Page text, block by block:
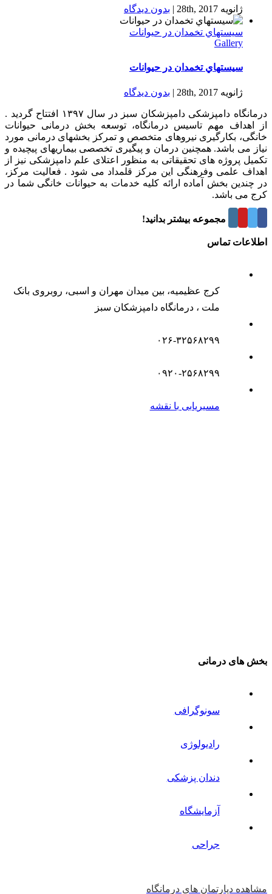
ژانویه 28th, 2017 | بدون ديدگاه
سيستهاي تخمدان در حیوانات
Gallery
سيستهاي تخمدان در حیوانات
ژانویه 28th, 2017 | بدون ديدگاه
درمانگاه دامپزشکی دامپزشکان سبز در سال ۱۳۹۷ افتتاح گردید .
از اهداف مهم تاسیس درمانگاه، توسعه بخش درمانی حیوانات
خانگی، بکارگیری نیروهای متخصص و تمرکز بخشهای درمانی مورد
نیاز می باشد. همچنین درمان و پیگیری تخصصی بیماریهای پیچیده و
تکمیل پروژه های تحقیقاتی به منظور اعتلای علم دامپزشکی نیز از
اهداف علمی وفرهنگی این مرکز قلمداد می شود . فعالیت مرکز،
در چندین بخش آماده ارائه کلیه خدمات به حیوانات خانگی شما در
کرج می باشد.
درباره این مجموعه بیشتر بدانید!
اطلاعات تماس
کرج عظیمیه، بین میدان مهران و اسبی، روبروی بانک
ملت ، درمانگاه دامپزشکان سبز
۰۲۶-۳۲۵۶۸۲۹۹
۰۹۲۰-۲۵۶۸۲۹۹
مسیریابی با نقشه
بخش های درمانی
سونوگرافی
رادیولوژی
دندان پزشکی
آزمایشگاه
جراحی
مشاهده دپارتمان های درمانگاه